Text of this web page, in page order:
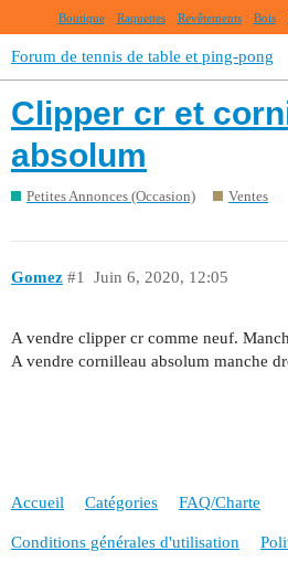
Boutique Raquettes Revêtements Bois
Forum de tennis de table et ping-pong
Clipper cr et
absolum
Petites Annonces (Occasion) Ventes
Gomez Juin 6, 2020, 12:05
#1
A vendre clipper cr comme neuf.
A vendre cornilleau absolum manche
Accueil Catégories FAQ/Charte
Conditions générales d'utilisation